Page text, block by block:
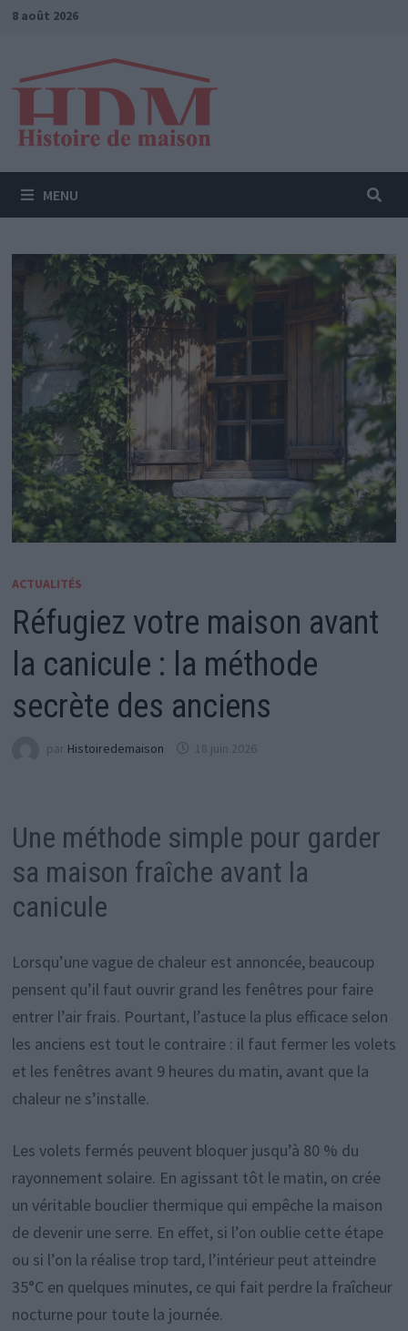
Passer
8 août 2026
MENU
ACTUALITÉS
Réfugiez votre maison avant
la canicule : la méthode
secrète des anciens
par Histoiredemaison 18 juin 2026
Une méthode simple pour garder
sa maison fraîche avant la
canicule
Lorsqu’une vague de chaleur est annoncée, beaucoup
pensent qu’il faut ouvrir grand les fenêtres pour faire
entrer l’air frais. Pourtant, l’astuce la plus efficace selon
les anciens est tout le contraire : il faut fermer les volets
et les fenêtres avant 9 heures du matin, avant que la
chaleur ne s’installe.
Les volets fermés peuvent bloquer jusqu’à 80 % du
rayonnement solaire. En agissant tôt le matin, on crée
un véritable bouclier thermique qui empêche la maison
de devenir une serre. En effet, si l’on oublie cette étape
ou si l’on la réalise trop tard, l’intérieur peut atteindre
35°C en quelques minutes, ce qui fait perdre la fraîcheur
nocturne pour toute la journée.